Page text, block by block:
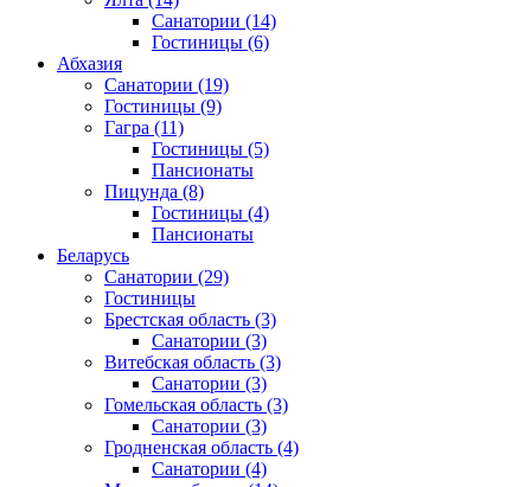
Санатории (14)
Гостиницы (6)
Абхазия
Санатории (19)
Гостиницы (9)
Гагра (11)
Гостиницы (5)
Пансионаты
Пицунда (8)
Гостиницы (4)
Пансионаты
Беларусь
Санатории (29)
Гостиницы
Брестская область (3)
Санатории (3)
Витебская область (3)
Санатории (3)
Гомельская область (3)
Санатории (3)
Гродненская область (4)
Санатории (4)